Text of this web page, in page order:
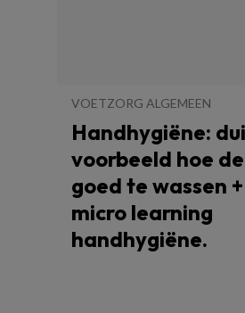
VOETZORG ALGEMEEN
Handhygiëne:
voorbeeld hoe
goed te wassen
micro learning
handhygiëne.